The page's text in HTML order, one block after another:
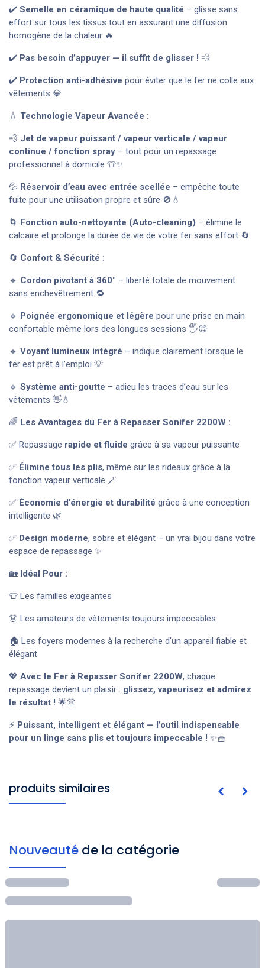
✔️ Semelle en céramique de haute qualité – glisse sans
effort sur tous les tissus tout en assurant une diffusion
homogène de la chaleur 🔥
✔️ Pas besoin d’appuyer — il suffit de glisser ! 💨
✔️ Protection anti-adhésive pour éviter que le fer ne colle aux
vêtements 💎
💧 Technologie Vapeur Avancée :
💨 Jet de vapeur puissant / vapeur verticale / vapeur
continue / fonction spray – tout pour un repassage
professionnel à domicile 👕✨
💦 Réservoir d’eau avec entrée scellée – empêche toute
fuite pour une utilisation propre et sûre 🚫💧
🌀 Fonction auto-nettoyante (Auto-cleaning) – élimine le
calcaire et prolonge la durée de vie de votre fer sans effort 🔄
🔄 Confort & Sécurité :
🔹 Cordon pivotant à 360° – liberté totale de mouvement
sans enchevêtrement 🔁
🔹 Poignée ergonomique et légère pour une prise en main
confortable même lors des longues sessions 🖐️😌
🔹 Voyant lumineux intégré – indique clairement lorsque le
fer est prêt à l’emploi 💡
🔹 Système anti-goutte – adieu les traces d’eau sur les
vêtements 👋💧
🌈 Les Avantages du Fer à Repasser Sonifer 2200W :
✅ Repassage rapide et fluide grâce à sa vapeur puissante
✅ Élimine tous les plis, même sur les rideaux grâce à la
fonction vapeur verticale 🪄
✅ Économie d’énergie et durabilité grâce à une conception
intelligente 🌿
✅ Design moderne, sobre et élégant – un vrai bijou dans votre
espace de repassage ✨
🏡 Idéal Pour :
👕 Les familles exigeantes
👗 Les amateurs de vêtements toujours impeccables
🏠 Les foyers modernes à la recherche d’un appareil fiable et
élégant
💖 Avec le Fer à Repasser Sonifer 2200W, chaque
repassage devient un plaisir : glissez, vapeurisez et admirez
le résultat ! 🌟👚
⚡ Puissant, intelligent et élégant — l’outil indispensable
pour un linge sans plis et toujours impeccable ! ✨🧺
produits similaires
Nouveauté de la catégorie